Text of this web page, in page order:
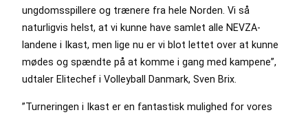
ungdomsspillere og trænere fra hele Norden. Vi så
naturligvis helst, at vi kunne have samlet alle NEVZA-
landene i Ikast, men lige nu er vi blot lettet over at kunne
mødes og spændte på at komme i gang med kampene”,
udtaler Elitechef i Volleyball Danmark, Sven Brix.
”Turneringen i Ikast er en fantastisk mulighed for vores